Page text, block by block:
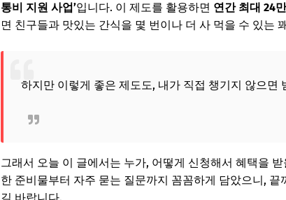
PC/모바일로 따라하는 온라인 신청 절차 가이드
Q. 부모님 명의 카드로도 신청이 가능한가요?
통비 지원 사업’입니다. 이 제도를 활용하면 연간 최대 24
면 친구들과 맛있는 간식을 몇 번이나 더 사 먹을 수 있는
하지만 이렇게 좋은 제도도, 내가 직접 챙기지 않으면
그래서 오늘 이 글에서는 누가, 어떻게 신청해서 혜택을
한 준비물부터 자주 묻는 질문까지 꼼꼼하게 담았으니,